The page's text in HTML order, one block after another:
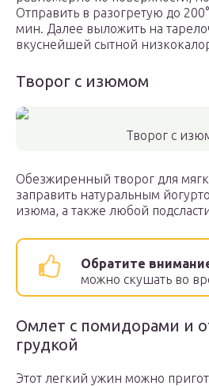
Отправить в разогретую до
мин. Далее выложить на
вкуснейшей сытной
Творог с изюмом
Творог с
Обезжиренный творог для
заправить натуральным
изюма, а также любой
Обратите
можно скушать во
Омлет с помидорами и
грудкой
Этот легкий ужин можно